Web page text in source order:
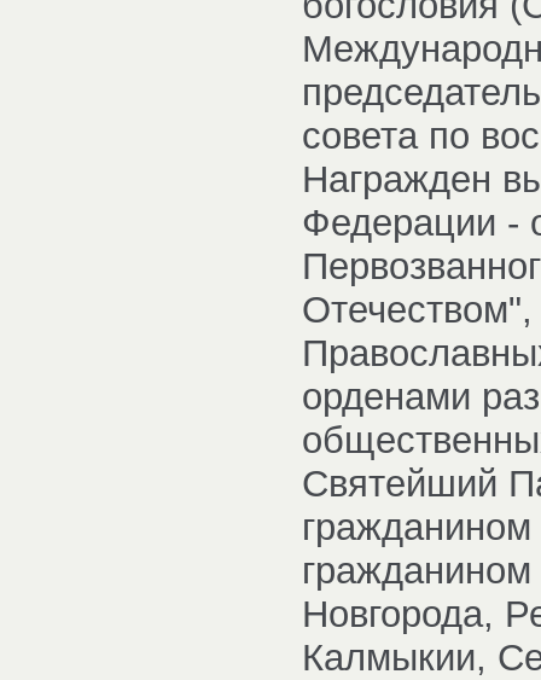
совета по
Награжден
Федерации -
орденами
Святейший
гражданином
Новгорода,
Калмыкии,